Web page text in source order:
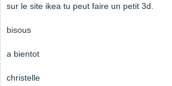
sur le site ikea tu peut faire un petit 3d.
bisous
a bientot
christelle